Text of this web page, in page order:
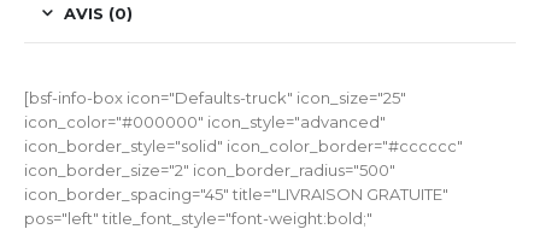
AVIS (0)
[bsf-info-box icon="Defaults-truck" icon_size="25"
icon_color="#000000" icon_style="advanced"
icon_border_style="solid" icon_color_border="#cccccc"
icon_border_size="2" icon_border_radius="500"
icon_border_spacing="45" title="LIVRAISON GRATUITE"
pos="left" title_font_style="font-weight:bold;"